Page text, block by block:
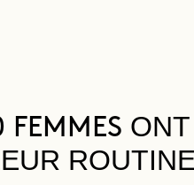
FEMMES ONT